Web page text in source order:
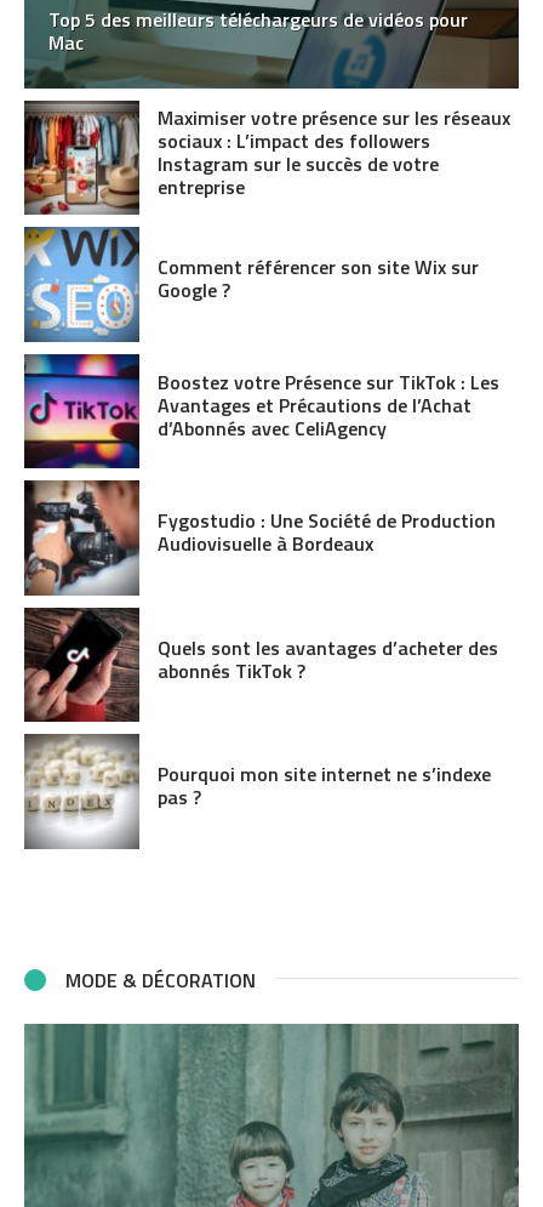
Top 5 des meilleurs téléchargeurs de vidéos pour
Mac
Maximiser votre présence sur les réseaux
sociaux : L’impact des followers
Instagram sur le succès de votre
entreprise
Comment référencer son site Wix sur
Google ?
Boostez votre Présence sur TikTok : Les
Avantages et Précautions de l’Achat
d’Abonnés avec CeliAgency
Fygostudio : Une Société de Production
Audiovisuelle à Bordeaux
Quels sont les avantages d’acheter des
abonnés TikTok ?
Pourquoi mon site internet ne s’indexe
pas ?
MODE & DÉCORATION